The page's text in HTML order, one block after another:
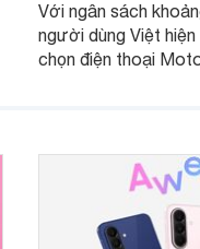
Với ngân sách
người dùng Việt
chọn điện thoại